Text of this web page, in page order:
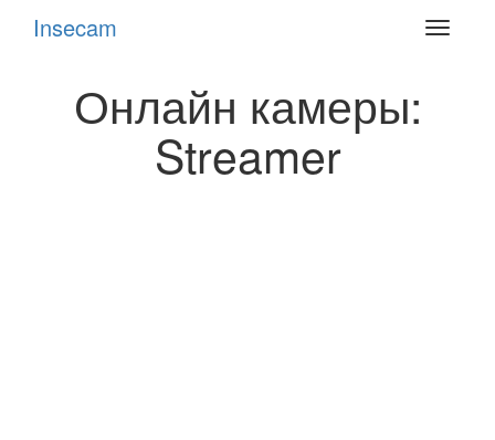
Toggle
Insecam
Онлайн камеры:
Streamer